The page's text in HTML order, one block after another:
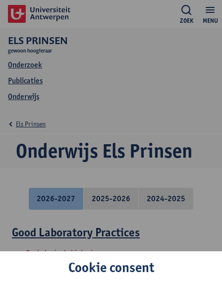
MENU
ZOEK
ELS PRINSEN
gewoon hoogleraar
Onderzoek
Publicaties
Onderwijs
Onderwijs Els Prinsen
Els Prinsen
2026-2027 2025-2026 2024-2025
Good Laboratory Practices
Bachelor in de biologie
Cookie consent